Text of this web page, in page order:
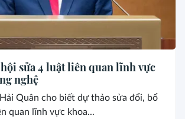
sửa 4 luật liên quan lĩnh vực
nghệ
Quân cho biết dự thảo sửa đổi, bổ
quan lĩnh vực khoa...